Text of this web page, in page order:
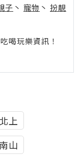
子 丶 寵物 丶 扮靚
喝玩樂資訊！
上
山